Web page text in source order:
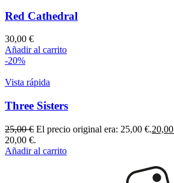
Red Cathedral
30,00 €
Añadir al carrito
-20%
Vista rápida
Three Sisters
25,00€ El precio original era: 25,00 €.20,00
20,00 €.
Añadir al carrito